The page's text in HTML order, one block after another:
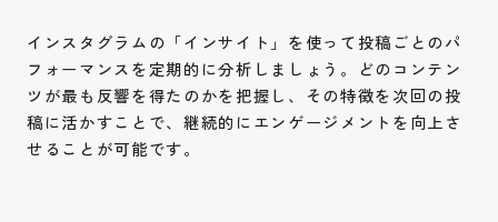
インスタグラムの「インサイト」を使って投稿ごとのパ
フォーマンスを定期的に分析しましょう。どのコンテン
ツが最も反響を得たのかを把握し、その特徴を次回の投
稿に活かすことで、継続的にエンゲージメントを向上さ
せることが可能です。